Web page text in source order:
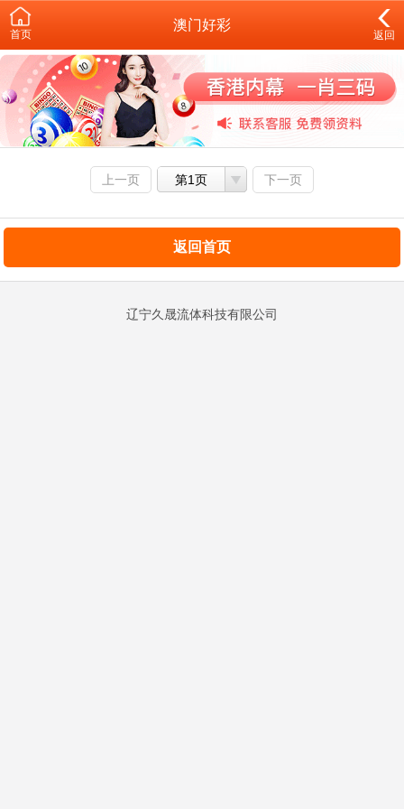
首页
澳门好彩
返回
上一页 第1页 下一页
返回首页
辽宁久晟流体科技有限公司